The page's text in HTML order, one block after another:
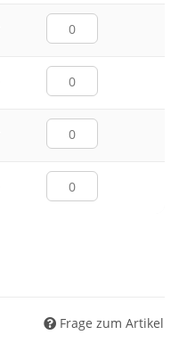
Frage zum Artikel